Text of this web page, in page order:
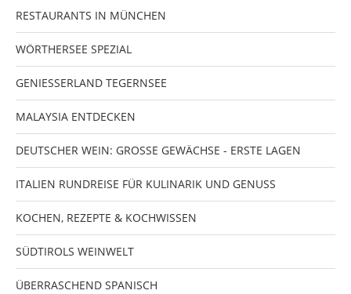
RESTAURANTS IN MÜNCHEN
WÖRTHERSEE SPEZIAL
GENIESSERLAND TEGERNSEE
MALAYSIA ENTDECKEN
DEUTSCHER WEIN: GROSSE GEWÄCHSE - ERSTE LAGEN
ITALIEN RUNDREISE FÜR KULINARIK UND GENUSS
KOCHEN, REZEPTE & KOCHWISSEN
SÜDTIROLS WEINWELT
ÜBERRASCHEND SPANISCH